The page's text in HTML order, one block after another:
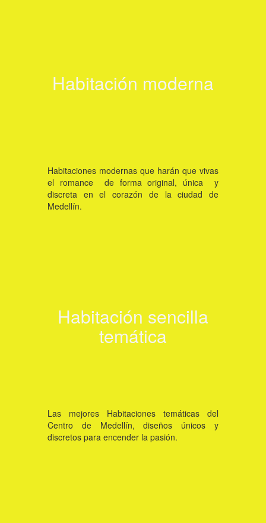
Habitación moderna
Click aquí
Habitaciones modernas que harán que vivas
el romance de forma original, única y
discreta en el corazón de la ciudad de
Medellín.
Habitación sencilla
temática
Click aquí
Las mejores Habitaciones temáticas del
Centro de Medellín, diseños únicos y
discretos para encender la pasión.